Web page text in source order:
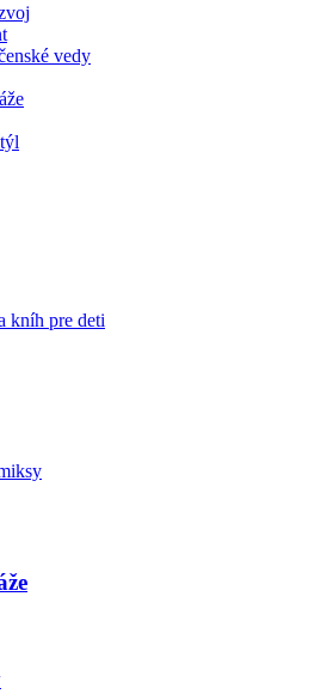
vedy
kníh pre deti